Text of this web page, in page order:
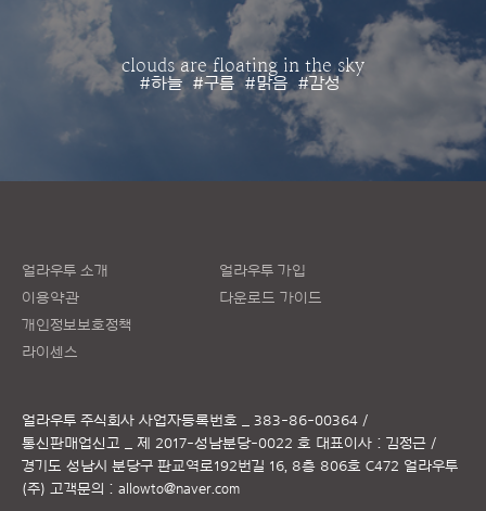
clouds are floating in the sky
#하늘 #구름 #맑음 #감성
얼라우투 소개
이용약관
개인정보보호정책
라이센스
얼라우투 가입
다운로드 가이드
얼라우투 주식회사 사업자등록번호 _ 383-86-00364 /
통신판매업신고 _ 제 2017-성남분당-0022 호 대표이사 : 김정근 /
경기도 성남시 분당구 판교역로192번길 16, 8층 806호 C472 얼라우투
(주) 고객문의 : allowto@naver.com